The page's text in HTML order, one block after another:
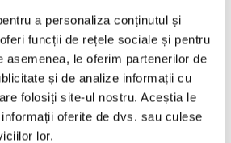
a personaliza conținutul și
funcții de rețele sociale și pentru
asemenea, le oferim partenerilor de
și de analize informații cu
folosiți site-ul nostru. Aceștia le
oferite de dvs. sau culese
lor.
Reinterpretare
contemporană a operei